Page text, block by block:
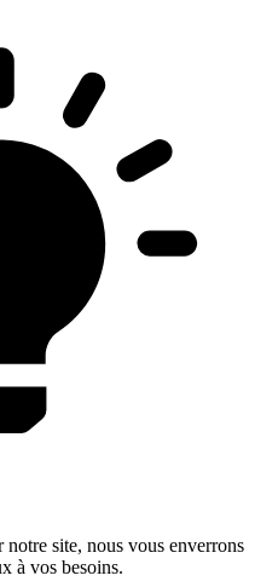
notre site, nous vous enverrons
à vos besoins.